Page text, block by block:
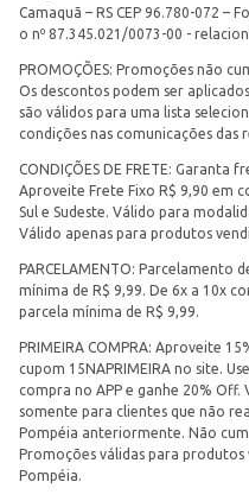
Camaquã – RS CEP 96.780-072 –
o nº 87.345.021/0073-00 -
PROMOÇÕES: Promoções não
Os descontos podem ser
são válidos para uma lista
condições nas comunicações das
CONDIÇÕES DE FRETE: Garanta
Aproveite Frete Fixo R$ 9,90 em
Sul e Sudeste. Válido para
Válido apenas para produtos
PARCELAMENTO: Parcelamento
mínima de R$ 9,99. De 6x a 10x
parcela mínima de R$ 9,99.
PRIMEIRA COMPRA: Aproveite
cupom 15NAPRIMEIRA no site.
compra no APP e ganhe 20% Off.
somente para clientes que não
Pompéia anteriormente. Não
Promoções válidas para
Pompéia.